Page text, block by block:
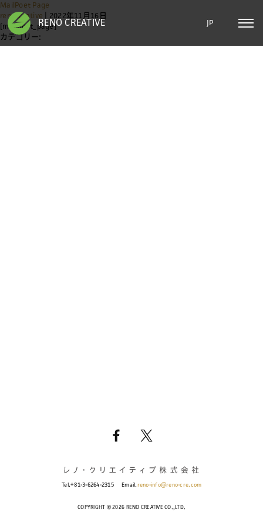
RENO CREATIVE
MailPoet Page
renocreative
2022年11月16日
[mailpoet_page]
カテゴリー:
Tel.+81-3-6264-2315 Email. reno-info@reno-cre.com
COPYRIGHT © 2026 RENO CREATIVE CO.,LTD.